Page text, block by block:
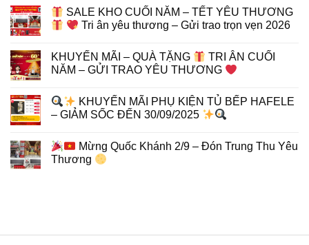
SALE KHO CUỐI NĂM – TẾT YÊU THƯƠNG
Tri ân yêu thương – Gửi trao trọn vẹn 2026
KHUYẾN MÃI – QUÀ TẶNG
TRI ÂN CUỐI
NĂM – GỬI TRAO YÊU THƯƠNG
KHUYẾN MÃI PHỤ KIỆN TỦ BẾP HAFELE
– GIẢM SỐC ĐẾN 30/09/2025
Mừng Quốc Khánh 2/9 – Đón Trung Thu Yêu
Thương